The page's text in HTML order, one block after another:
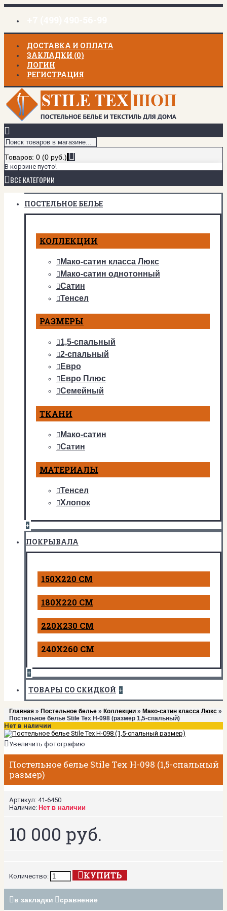
ДОСТАВКА И ОПЛАТА
ЗАКЛАДКИ (0)
ЛОГИН
РЕГИСТРАЦИЯ
Товаров: 0 (0 руб.)
В корзине пусто!
ВСЕ КАТЕГОРИИ
ПОСТЕЛЬНОЕ БЕЛЬЕ
КОЛЛЕКЦИИ
Мако-сатин класса Люкс
Мако-сатин однотонный
Сатин
Тенсел
РАЗМЕРЫ
1,5-спальный
2-спальный
Евро
Евро Плюс
Семейный
ТКАНИ
Мако-сатин
Сатин
МАТЕРИАЛЫ
Тенсел
Хлопок
+
ПОКРЫВАЛА
150Х220 СМ
180Х220 СМ
220Х230 СМ
240Х260 СМ
+
ТОВАРЫ СО СКИДКОЙ +
Главная » Постельное белье » Коллекции » Мако-сатин класса Люкс »
Постельное белье Stile Tex H-098 (размер 1,5-спальный)
Нет в наличии
Увеличить фотографию
Постельное белье Stile Tex H-098 (1,5-спальный
размер)
Артикул: 41-6450
Наличие: Нет в наличии
10 000 руб.
Количество: КУПИТЬ
в закладки сравнение